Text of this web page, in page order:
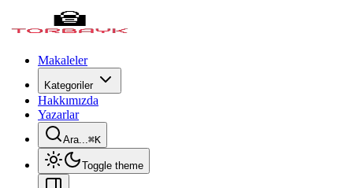
Makaleler
Kategoriler
Hakkımızda
Yazarlar
Ara...⌘K
Toggle theme